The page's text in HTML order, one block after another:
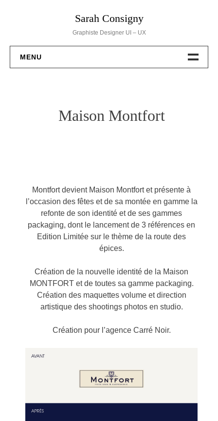
Sarah Consigny
Graphiste Designer UI – UX
MENU
WEB DESIGN
HELLO
Maison Montfort
Montfort devient Maison Montfort et présente à
l’occasion des fêtes et de sa montée en gamme la
refonte de son identité et de ses gammes
packaging, dont le lancement de 3 références en
Edition Limitée sur le thème de la route des
épices.
Création de la nouvelle identité de la Maison
MONTFORT et de toutes sa gamme packaging.
Création des maquettes volume et direction
artistique des shootings photos en studio.
Création pour l’agence Carré Noir.